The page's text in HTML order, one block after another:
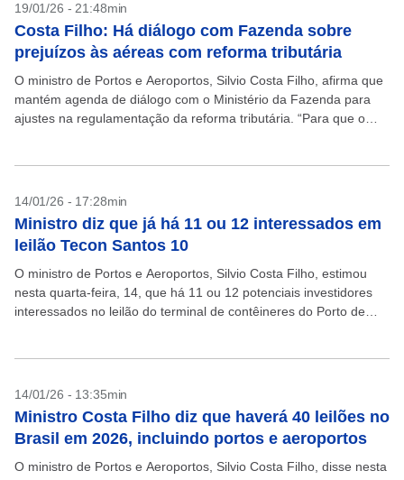
19/01/26 - 21:48min
Costa Filho: Há diálogo com Fazenda sobre
prejuízos às aéreas com reforma tributária
O ministro de Portos e Aeroportos, Silvio Costa Filho, afirma que
mantém agenda de diálogo com o Ministério da Fazenda para
ajustes na regulamentação da reforma tributária. “Para que o
14/01/26 - 17:28min
Ministro diz que já há 11 ou 12 interessados em
leilão Tecon Santos 10
O ministro de Portos e Aeroportos, Silvio Costa Filho, estimou
nesta quarta-feira, 14, que há 11 ou 12 potenciais investidores
interessados no leilão do terminal de contêineres do Porto de
14/01/26 - 13:35min
Ministro Costa Filho diz que haverá 40 leilões no
Brasil em 2026, incluindo portos e aeroportos
O ministro de Portos e Aeroportos, Silvio Costa Filho, disse nesta